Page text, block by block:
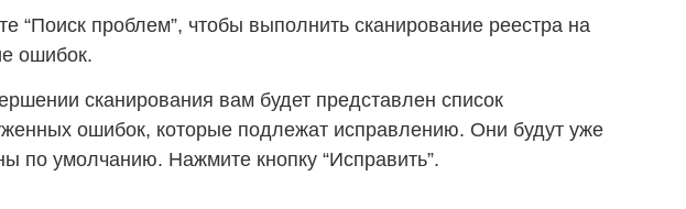
“Поиск проблем”, чтобы выполнить сканирование реестра на
ошибок.
сканирования вам будет представлен список
ошибок, которые подлежат исправлению. Они будут уже
по умолчанию. Нажмите кнопку “Исправить”.